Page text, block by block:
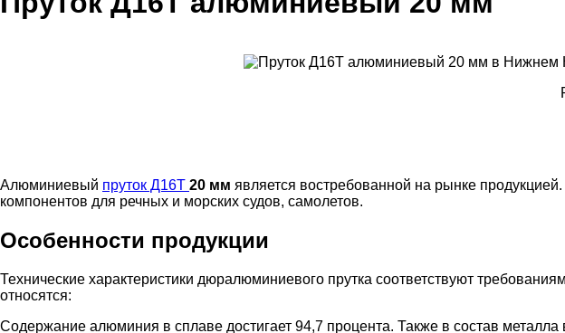
Алюминиевый пруток Д16Т 20 мм является востребованной на рынке
компонентов для речных и морских судов, самолетов.
Особенности продукции
Технические характеристики дюралюминиевого прутка соответствуют
относятся:
Содержание алюминия в сплаве достигает 94,7 процента. Также в состав